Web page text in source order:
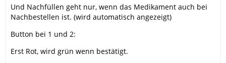
Und Nachfüllen geht nur, wenn das Medikament auch bei
Nachbestellen ist. (wird automatisch angezeigt)
Button bei 1 und 2:
Erst Rot, wird grün wenn bestätigt.